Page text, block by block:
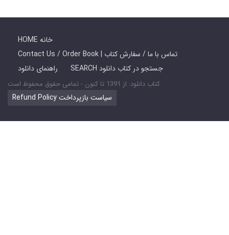
HOME خانه
Contact Us / Order Book | تماس با ما / سفارش کتاب
راهنمای دانلود
SEARCH جستجو در کتاب دانلود
کتاب دانلود: از 1391 تا کنون - تمامی حقوق محفوظ است
Refund Policy سیاست بازپرداخت